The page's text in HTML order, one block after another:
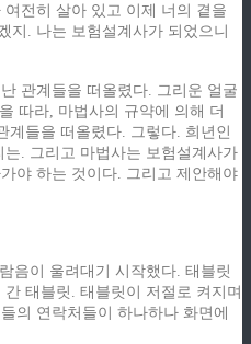
전히 살아 있고 이제 너의 곁을
지. 나는 보험설계사가 되었으니
관계들을 떠올렸다. 그리운 얼굴
따라, 마법사의 규약에 의해 더
계들을 떠올렸다. 그렇다. 희년인
. 그리고 마법사는 보험설계사가
야 하는 것이다. 그리고 제안해야
음이 울려대기 시작했다. 태블릿
태블릿. 태블릿이 저절로 켜지며
의 연락처들이 하나하나 화면에